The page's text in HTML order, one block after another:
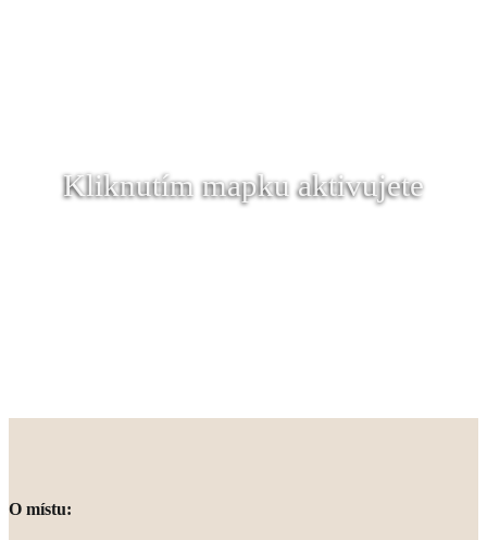
Kliknutím mapku aktivujete
O místu: